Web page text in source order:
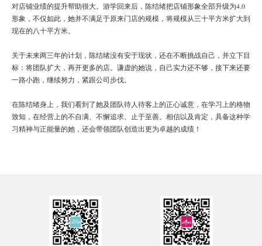
对店铺业绩的提升帮助很大。游学回来后，陈结绪把店铺形象全部升级为4.0
形象，不仅如此，她并不满足于原来门店的规模，将规模从三十平方米扩大到
现在的八十平方米。
关于未来两三年的计划，陈结绪没有安于现状，还在不断挑战自己，并立下目
标：将团队扩大，再开更多的店。谦虚的她说，自己实力还不够，接下来还要
一路小跑，继续努力，紧跟公司步伐。
在陈结绪身上，我们看到了她及团队待人待客上的正心诚意，在学习上的格物
致知，在经营上的不自满、不懈追求、止于至善。相信以及肯定，具备这种学
习精神与正能量的她，还会带领团队创造出更为卓越的成绩！